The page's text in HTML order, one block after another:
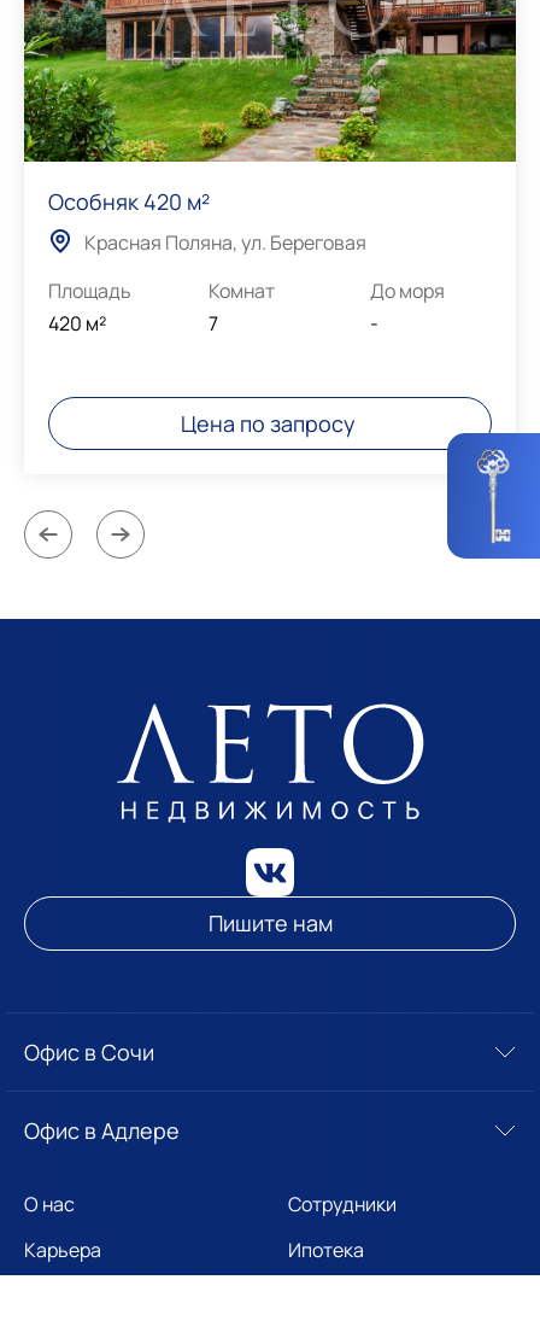
Особняк 420 м²
Красная Поляна, ул. Береговая
Площадь
420 м²
Комнат
7
До моря
-
Цена по запросу
Пишите нам
Офис в Сочи
Офис в Адлере
О нас
Сотрудники
Карьера
Ипотека